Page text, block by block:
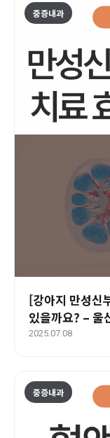
중증내과
[강아지 만성신
있을까요? – 울
2025.07.08
중증내과